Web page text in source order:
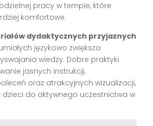
pracy w tempie, które
komfortowe.
dydaktycznych przyjaznych
językowo zwiększa
wiedzy. Dobre praktyki
jasnych instrukcji,
oraz atrakcyjnych wizualizacji,
do aktywnego uczestnictwa w